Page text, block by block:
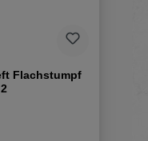
Flachstumpf